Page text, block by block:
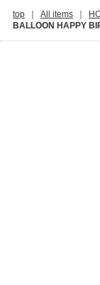
top All items
BALLOON HAPPY